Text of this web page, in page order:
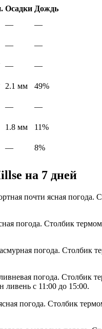
Осадки Дождь
—
—
—
—
—
—
2.1 мм
49%
—
—
1.8 мм
11%
— 8%
на 7 дней
почти ясная
погода. Столбик
погода. Столбик
погода. Столбик
ливень с 11:00 до 15:00.
погода. Столбик